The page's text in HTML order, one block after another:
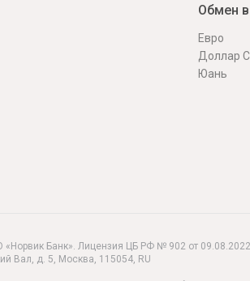
Обмен
Евро
Доллар
Юань
Банк». Лицензия ЦБ РФ № 902 от 09.08.2022
Вал, д. 5, Москва, 115054, RU